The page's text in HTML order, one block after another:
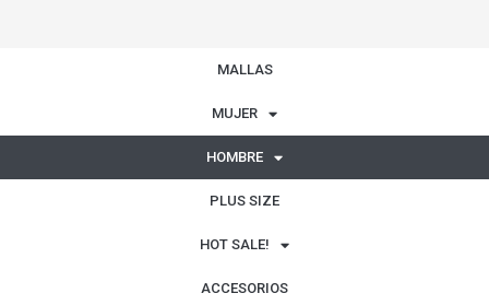
MALLAS
MUJER
HOMBRE
PLUS SIZE
HOT SALE!
ACCESORIOS